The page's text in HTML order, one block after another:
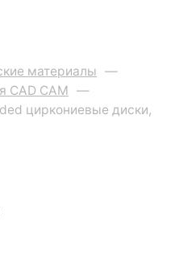
материалы —
CAD CAM —
циркониевые диски,